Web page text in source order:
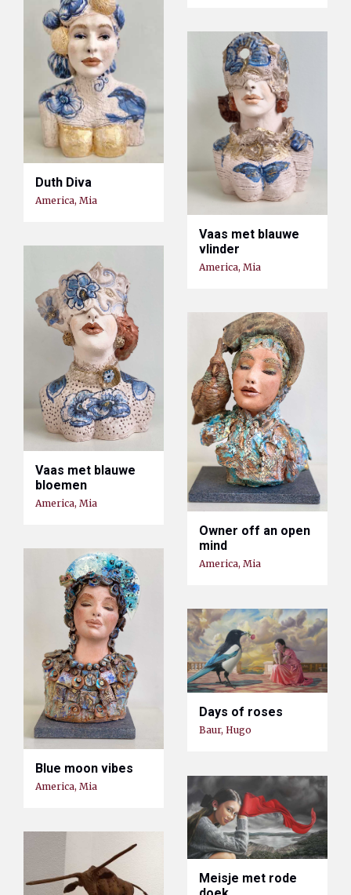
Duth Diva
America, Mia
Vaas met blauwe
vlinder
America, Mia
Vaas met blauwe
bloemen
America, Mia
Owner off an open
mind
America, Mia
Blue moon vibes
America, Mia
Days of roses
Baur, Hugo
Meisje met rode